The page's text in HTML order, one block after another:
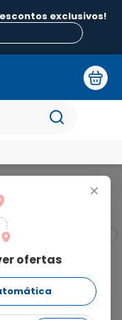
exclusivos!
+
ofertas
Hidratante
Facial Diurno